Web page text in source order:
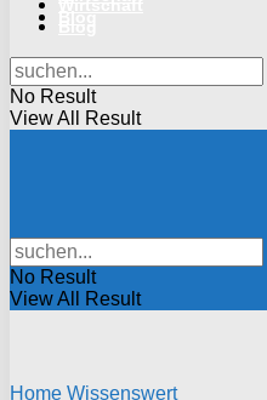
No Result
View All Result
No Result
View All Result
Home Wissenswert